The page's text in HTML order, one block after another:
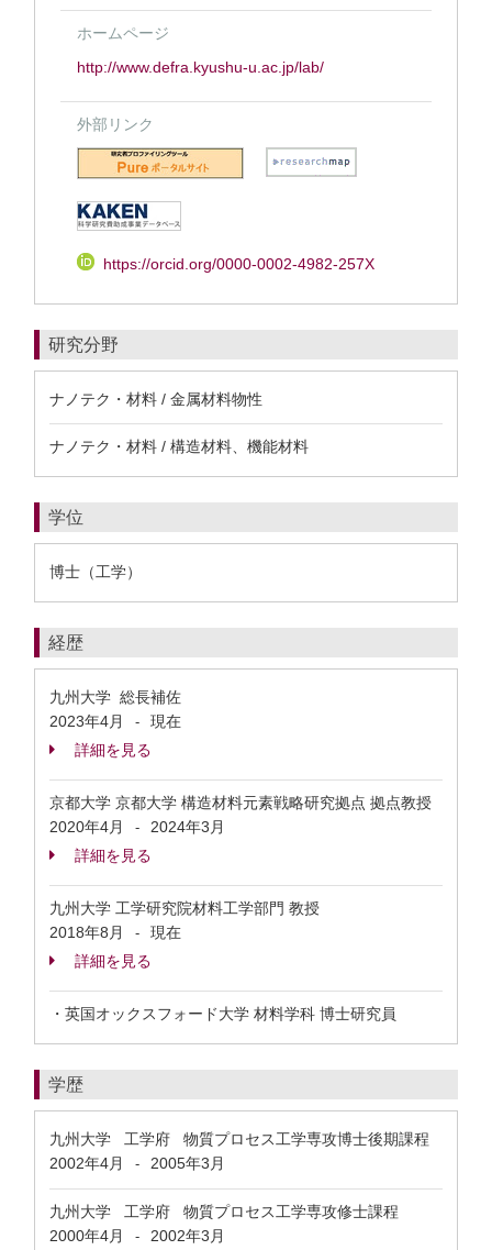
ホームページ
http://www.defra.kyushu-u.ac.jp/lab/
外部リンク
https://orcid.org/0000-0002-4982-257X
研究分野
ナノテク・材料 / 金属材料物性
ナノテク・材料 / 構造材料、機能材料
学位
博士（工学）
経歴
九州大学 総長補佐
2023年4月
-
現在
詳細を見る
京都大学 京都大学 構造材料元素戦略研究拠点 拠点教授
2020年4月
-
2024年3月
詳細を見る
九州大学 工学研究院材料工学部門 教授
2018年8月
-
現在
詳細を見る
・英国オックスフォード大学 材料学科 博士研究員
学歴
九州大学 工学府 物質プロセス工学専攻博士後期課程
2002年4月
- 2005年3月
九州大学 工学府 物質プロセス工学専攻修士課程
2000年4月
- 2002年3月